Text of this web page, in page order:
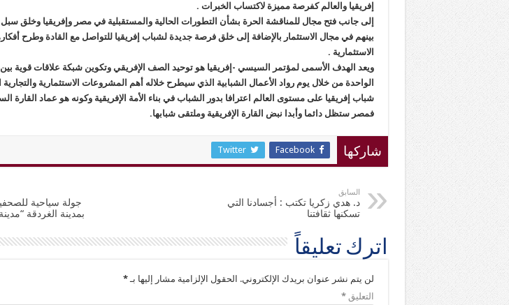
إفريقيا والعالم كفرصة مميزة لاكتساب الخبرات .
إلى جانب فتح مجال للمناقشة الحرة بشأن التطورات الحالية والمستقبلية في مصر وإفريقيا وخلق
بينهم في مجال الاستثمار بالإضافة إلى خلق فرصة جديدة لشباب إفريقيا للتواصل مع القادة وطرح
الاستثمارية .
ويعد الهدف الأسمى لمؤتمر السيسي -إفريقيا هو توحيد الصف الإفريقي وتكوين شبكة علاقات قوية بين
الواحدة من خلال يوم رواد الأعمال الشبابية الذي سيطرح خلاله أهم المشروعات الاستثمارية والتجارية
شباب إفريقيا على مستوى العالم اعترافا بدور الشباب في بناء الأمة الإفريقية وكونه هو عماد القارة
فمصر ستظل دائما وأبدا نبض القارة الإفريقية وملتقى شبابها.
شاركها Facebook
Twitter
السابق
د. هدي زكريا تكتب : أجسادنا التي
تسكنها ثقافتنا
جولة سياحية
بمدينة الغردقة
اترك تعليقاً
لن يتم نشر عنوان بريدك الإلكتروني. الحقول الإلزامية مشار إليها بـ*
التعليق*